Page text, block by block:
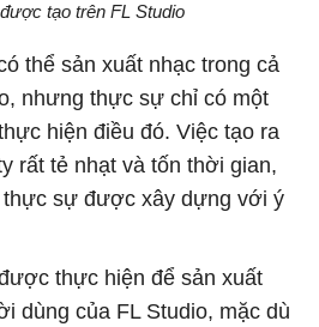
tạo trên FL Studio
thể sản xuất nhạc trong cả
nhưng thực sự chỉ có một
hiện điều đó. Việc tạo ra
rất tẻ nhạt và tốn thời gian,
thực sự được xây dựng với ý
thực hiện để sản xuất
dùng của FL Studio, mặc dù